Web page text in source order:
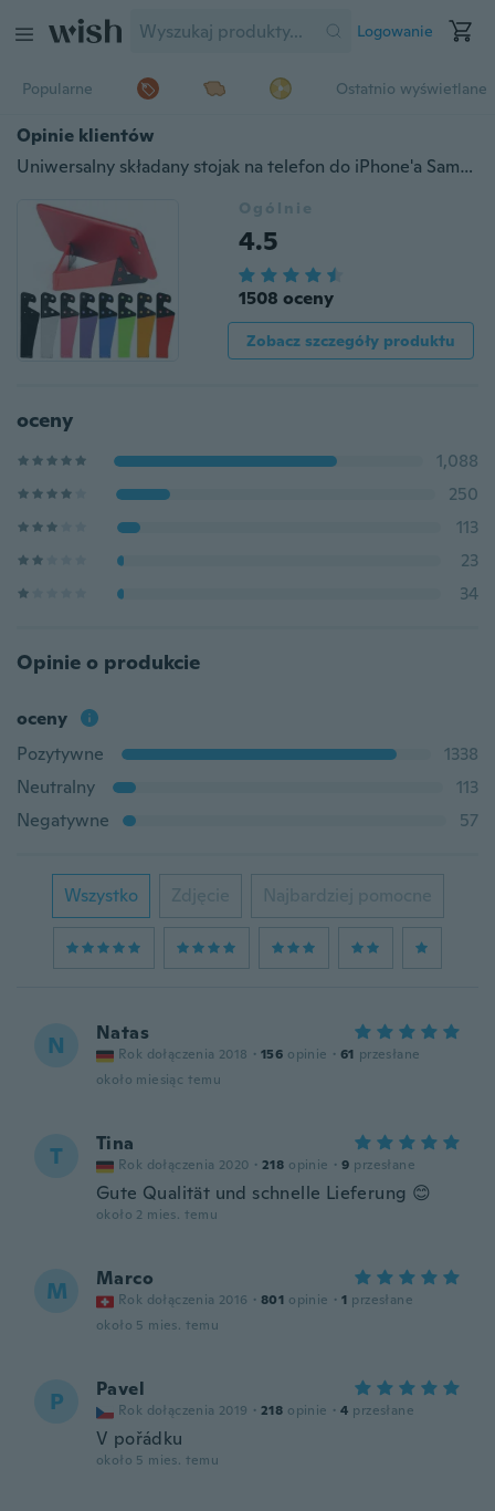
Logowanie
Popularne Ostatnio wyświetlane
Opinie klientów
Uniwersalny składany stojak na telefon do iPhone'a Samsung Xiaomi kolorowy uchwyt na smartfona w kształcie litery V.
Ogólnie
4.5
1508 oceny
Zobacz szczegóły produktu
oceny
1,088
250
113
23
34
Opinie o produkcie
oceny
Pozytywne
1338
Neutralny
113
Negatywne
57
Wszystko Zdjęcie Najbardziej pomocne
N Natas
Rok dołączenia 2018 · 156 opinie · 61 przesłane
około miesiąc temu
T Tina
Rok dołączenia 2020 · 218 opinie · 9 przesłane
Gute Qualität und schnelle Lieferung 😊
około 2 mies. temu
M Marco
Rok dołączenia 2016 · 801 opinie · 1 przesłane
około 5 mies. temu
P Pavel
Rok dołączenia 2019 · 218 opinie · 4 przesłane
V pořádku
około 5 mies. temu